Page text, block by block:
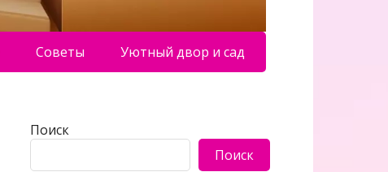
Советы Уютный двор и сад
Поиск
Поиск